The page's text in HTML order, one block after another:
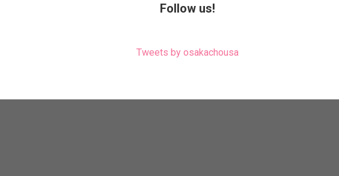
Follow us!
Tweets by osakachousa